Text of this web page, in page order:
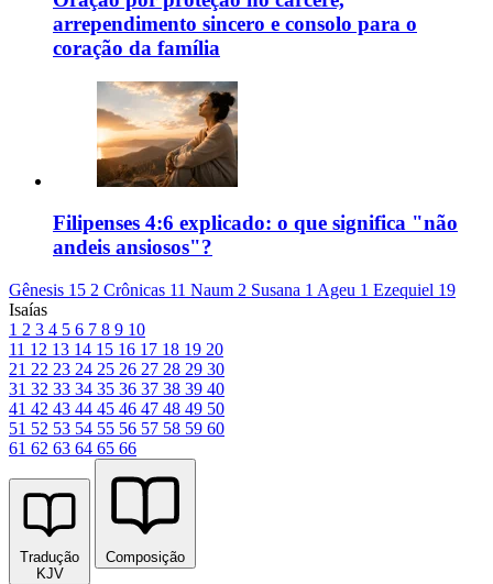
arrependimento sincero e consolo para o
coração da família
Filipenses 4:6 explicado: o que significa "não
andeis ansiosos"?
Gênesis 15 2 Crônicas 11 Naum 2 Susana 1 Ageu 1 Ezequiel 19
Isaías
1 2 3 4 5 6 7 8 9 10
11 12 13 14 15 16 17 18 19 20
21 22 23 24 25 26 27 28 29 30
31 32 33 34 35 36 37 38 39 40
41 42 43 44 45 46 47 48 49 50
51 52 53 54 55 56 57 58 59 60
61 62 63 64 65 66
Tradução
KJV
Composição